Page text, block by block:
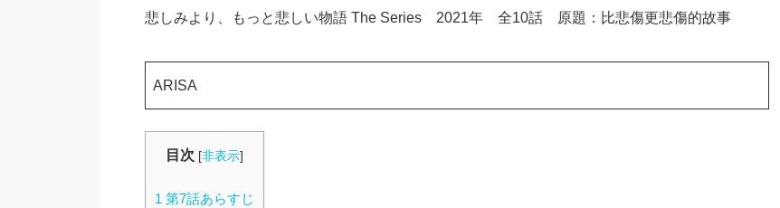
悲しみより、もっと悲しい物語 The Series 2021年 全10話 原題：比悲傷更悲傷的故事
ARISA
目次 [非表示]
1 第7話あらすじ